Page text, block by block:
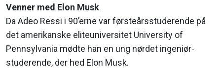
Venner med Elon Musk
Da Adeo Ressi i 90’erne var førsteårsstuderende på
det amerikanske eliteuniversitet University of
Pennsylvania mødte han en ung nørdet ingeniør-
studerende, der hed Elon Musk.